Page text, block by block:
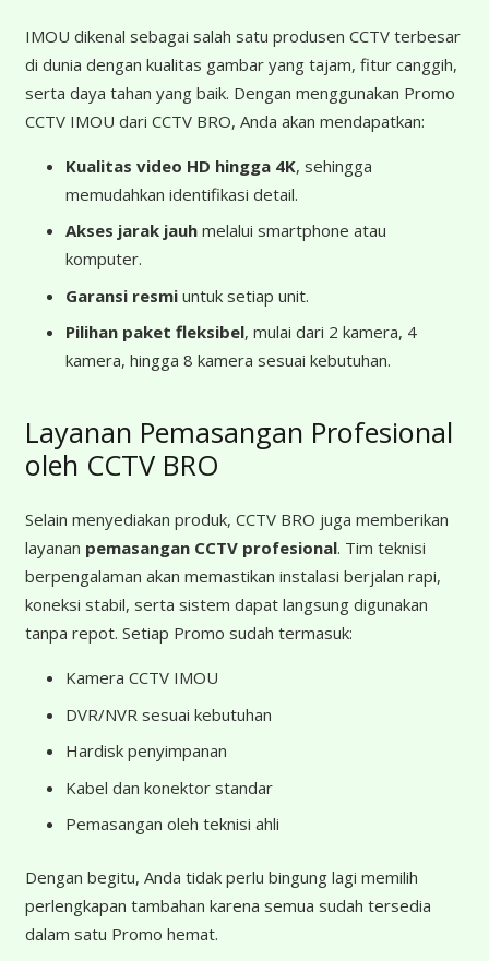
IMOU dikenal sebagai salah satu produsen CCTV terbesar
di dunia dengan kualitas gambar yang tajam, fitur canggih,
serta daya tahan yang baik. Dengan menggunakan Promo
CCTV IMOU dari CCTV BRO, Anda akan mendapatkan:
Kualitas video HD hingga 4K, sehingga
memudahkan identifikasi detail.
Akses jarak jauh melalui smartphone atau
komputer.
Garansi resmi untuk setiap unit.
Pilihan paket fleksibel, mulai dari 2 kamera, 4
kamera, hingga 8 kamera sesuai kebutuhan.
Layanan Pemasangan Profesional
oleh CCTV BRO
Selain menyediakan produk, CCTV BRO juga memberikan
layanan pemasangan CCTV profesional. Tim teknisi
berpengalaman akan memastikan instalasi berjalan rapi,
koneksi stabil, serta sistem dapat langsung digunakan
tanpa repot. Setiap Promo sudah termasuk:
Kamera CCTV IMOU
DVR/NVR sesuai kebutuhan
Hardisk penyimpanan
Kabel dan konektor standar
Pemasangan oleh teknisi ahli
Dengan begitu, Anda tidak perlu bingung lagi memilih
perlengkapan tambahan karena semua sudah tersedia
dalam satu Promo hemat.